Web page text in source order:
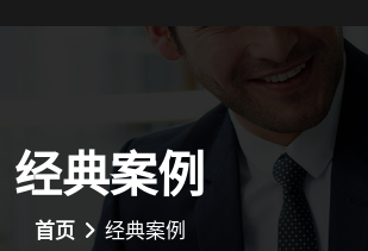
经典案例
首页 经典案例